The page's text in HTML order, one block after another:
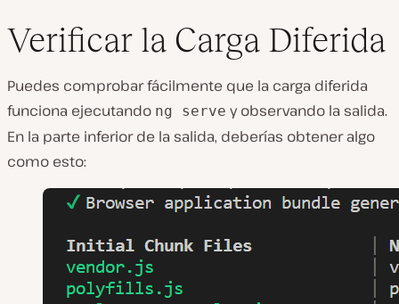
Verificar la Carga Diferida
Puedes comprobar fácilmente que la carga diferida
funciona ejecutando ng serve y observando la salida.
En la parte inferior de la salida, deberías obtener algo
como esto: